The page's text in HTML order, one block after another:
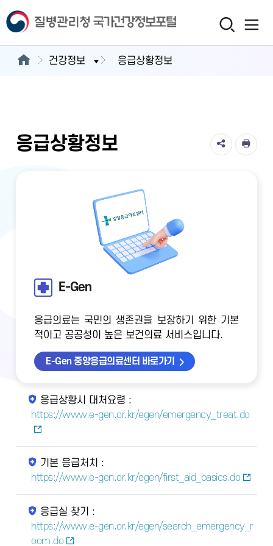
건강정보 응급상황정보
응급상황정보
E-Gen
응급의료는 국민의 생존권을 보장하기 위한 기본
적이고 공공성이 높은 보건의료 서비스입니다.
E-Gen 중앙응급의료센터 바로가기
응급상황시 대처요령 :
https://www.e-gen.or.kr/egen/emergency_treat.do
기본 응급처치 :
https://www.e-gen.or.kr/egen/first_aid_basics.do
응급실 찾기 :
https://www.e-gen.or.kr/egen/search_emergency_r
oom.do